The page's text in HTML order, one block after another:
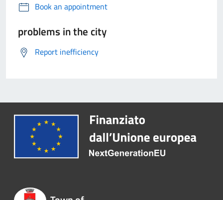
Book an appointment
problems in the city
Report inefficiency